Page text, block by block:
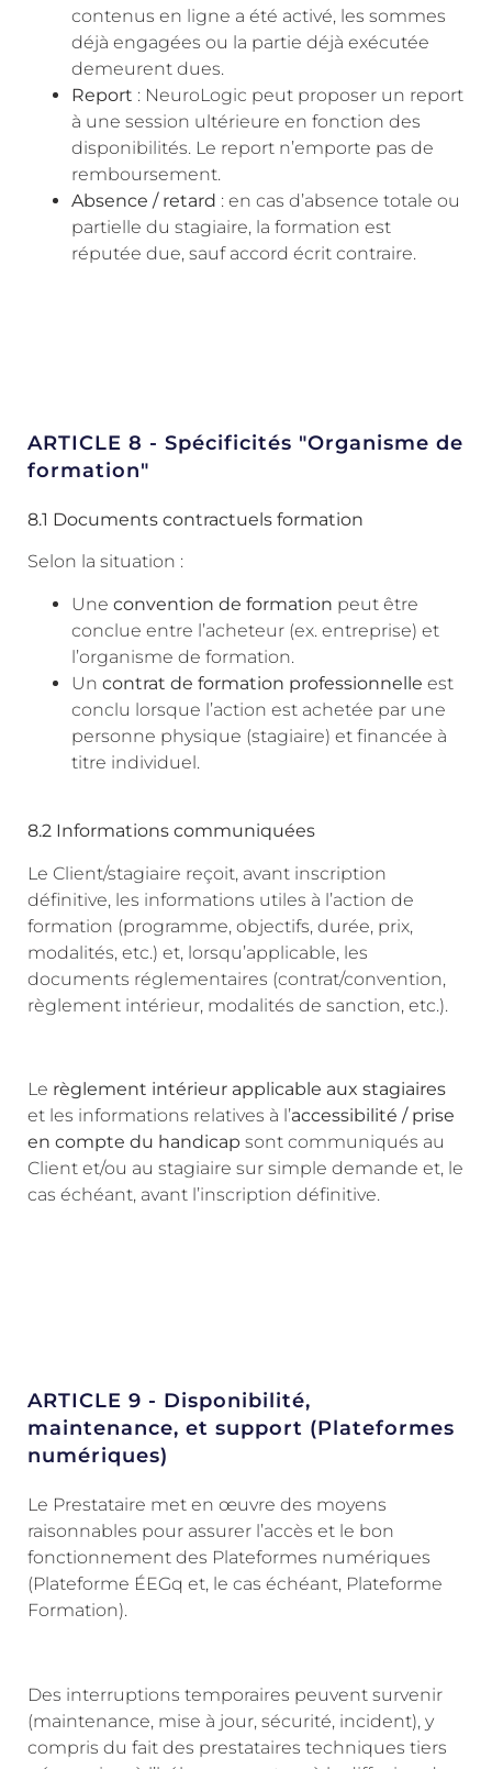
contenus en ligne a été activé, les sommes
déjà engagées ou la partie déjà exécutée
demeurent dues.
Report : NeuroLogic peut proposer un report
à une session ultérieure en fonction des
disponibilités. Le report n’emporte pas de
remboursement.
Absence / retard : en cas d’absence totale ou
partielle du stagiaire, la formation est
réputée due, sauf accord écrit contraire.
ARTICLE 8 - Spécificités "Organisme de
formation"
8.1 Documents contractuels formation
Selon la situation :
Une convention de formation peut être
conclue entre l’acheteur (ex. entreprise) et
l’organisme de formation.
Un contrat de formation professionnelle est
conclu lorsque l’action est achetée par une
personne physique (stagiaire) et financée à
titre individuel.
8.2 Informations communiquées
Le Client/stagiaire reçoit, avant inscription
définitive, les informations utiles à l’action de
formation (programme, objectifs, durée, prix,
modalités, etc.) et, lorsqu’applicable, les
documents réglementaires (contrat/convention,
règlement intérieur, modalités de sanction, etc.).
Le règlement intérieur applicable aux stagiaires
et les informations relatives à l’accessibilité / prise
en compte du handicap sont communiqués au
Client et/ou au stagiaire sur simple demande et, le
cas échéant, avant l’inscription définitive.
ARTICLE 9 - Disponibilité,
maintenance, et support (Plateformes
numériques)
Le Prestataire met en œuvre des moyens
raisonnables pour assurer l’accès et le bon
fonctionnement des Plateformes numériques
(Plateforme ÉEGq et, le cas échéant, Plateforme
Formation).
Des interruptions temporaires peuvent survenir
(maintenance, mise à jour, sécurité, incident), y
compris du fait des prestataires techniques tiers